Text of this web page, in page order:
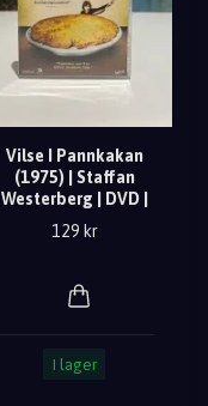
Vilse I Pannkakan
(1975) | Staffan
Westerberg | DVD |
129 kr
I lager